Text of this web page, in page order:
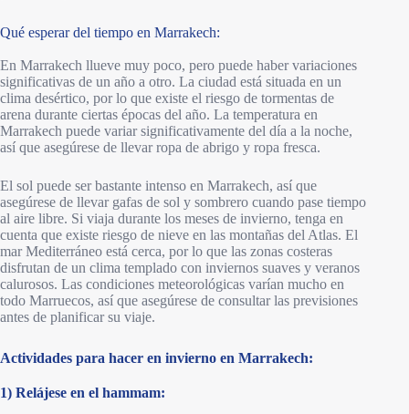
Qué esperar del tiempo en Marrakech:
En Marrakech llueve muy poco, pero puede haber variaciones
significativas de un año a otro. La ciudad está situada en un
clima desértico, por lo que existe el riesgo de tormentas de
arena durante ciertas épocas del año. La temperatura en
Marrakech puede variar significativamente del día a la noche,
así que asegúrese de llevar ropa de abrigo y ropa fresca.
El sol puede ser bastante intenso en Marrakech, así que
asegúrese de llevar gafas de sol y sombrero cuando pase tiempo
al aire libre. Si viaja durante los meses de invierno, tenga en
cuenta que existe riesgo de nieve en las montañas del Atlas. El
mar Mediterráneo está cerca, por lo que las zonas costeras
disfrutan de un clima templado con inviernos suaves y veranos
calurosos. Las condiciones meteorológicas varían mucho en
todo Marruecos, así que asegúrese de consultar las previsiones
antes de planificar su viaje.
Actividades para hacer en invierno en Marrakech:
1) Relájese en el hammam: